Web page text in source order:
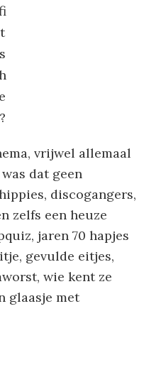
t
s
e
?
vrijwel allemaal
dat geen
discogangers,
zelfs een heuze
jaren 70 hapjes
gevulde eitjes,
wie kent ze
glaasje met